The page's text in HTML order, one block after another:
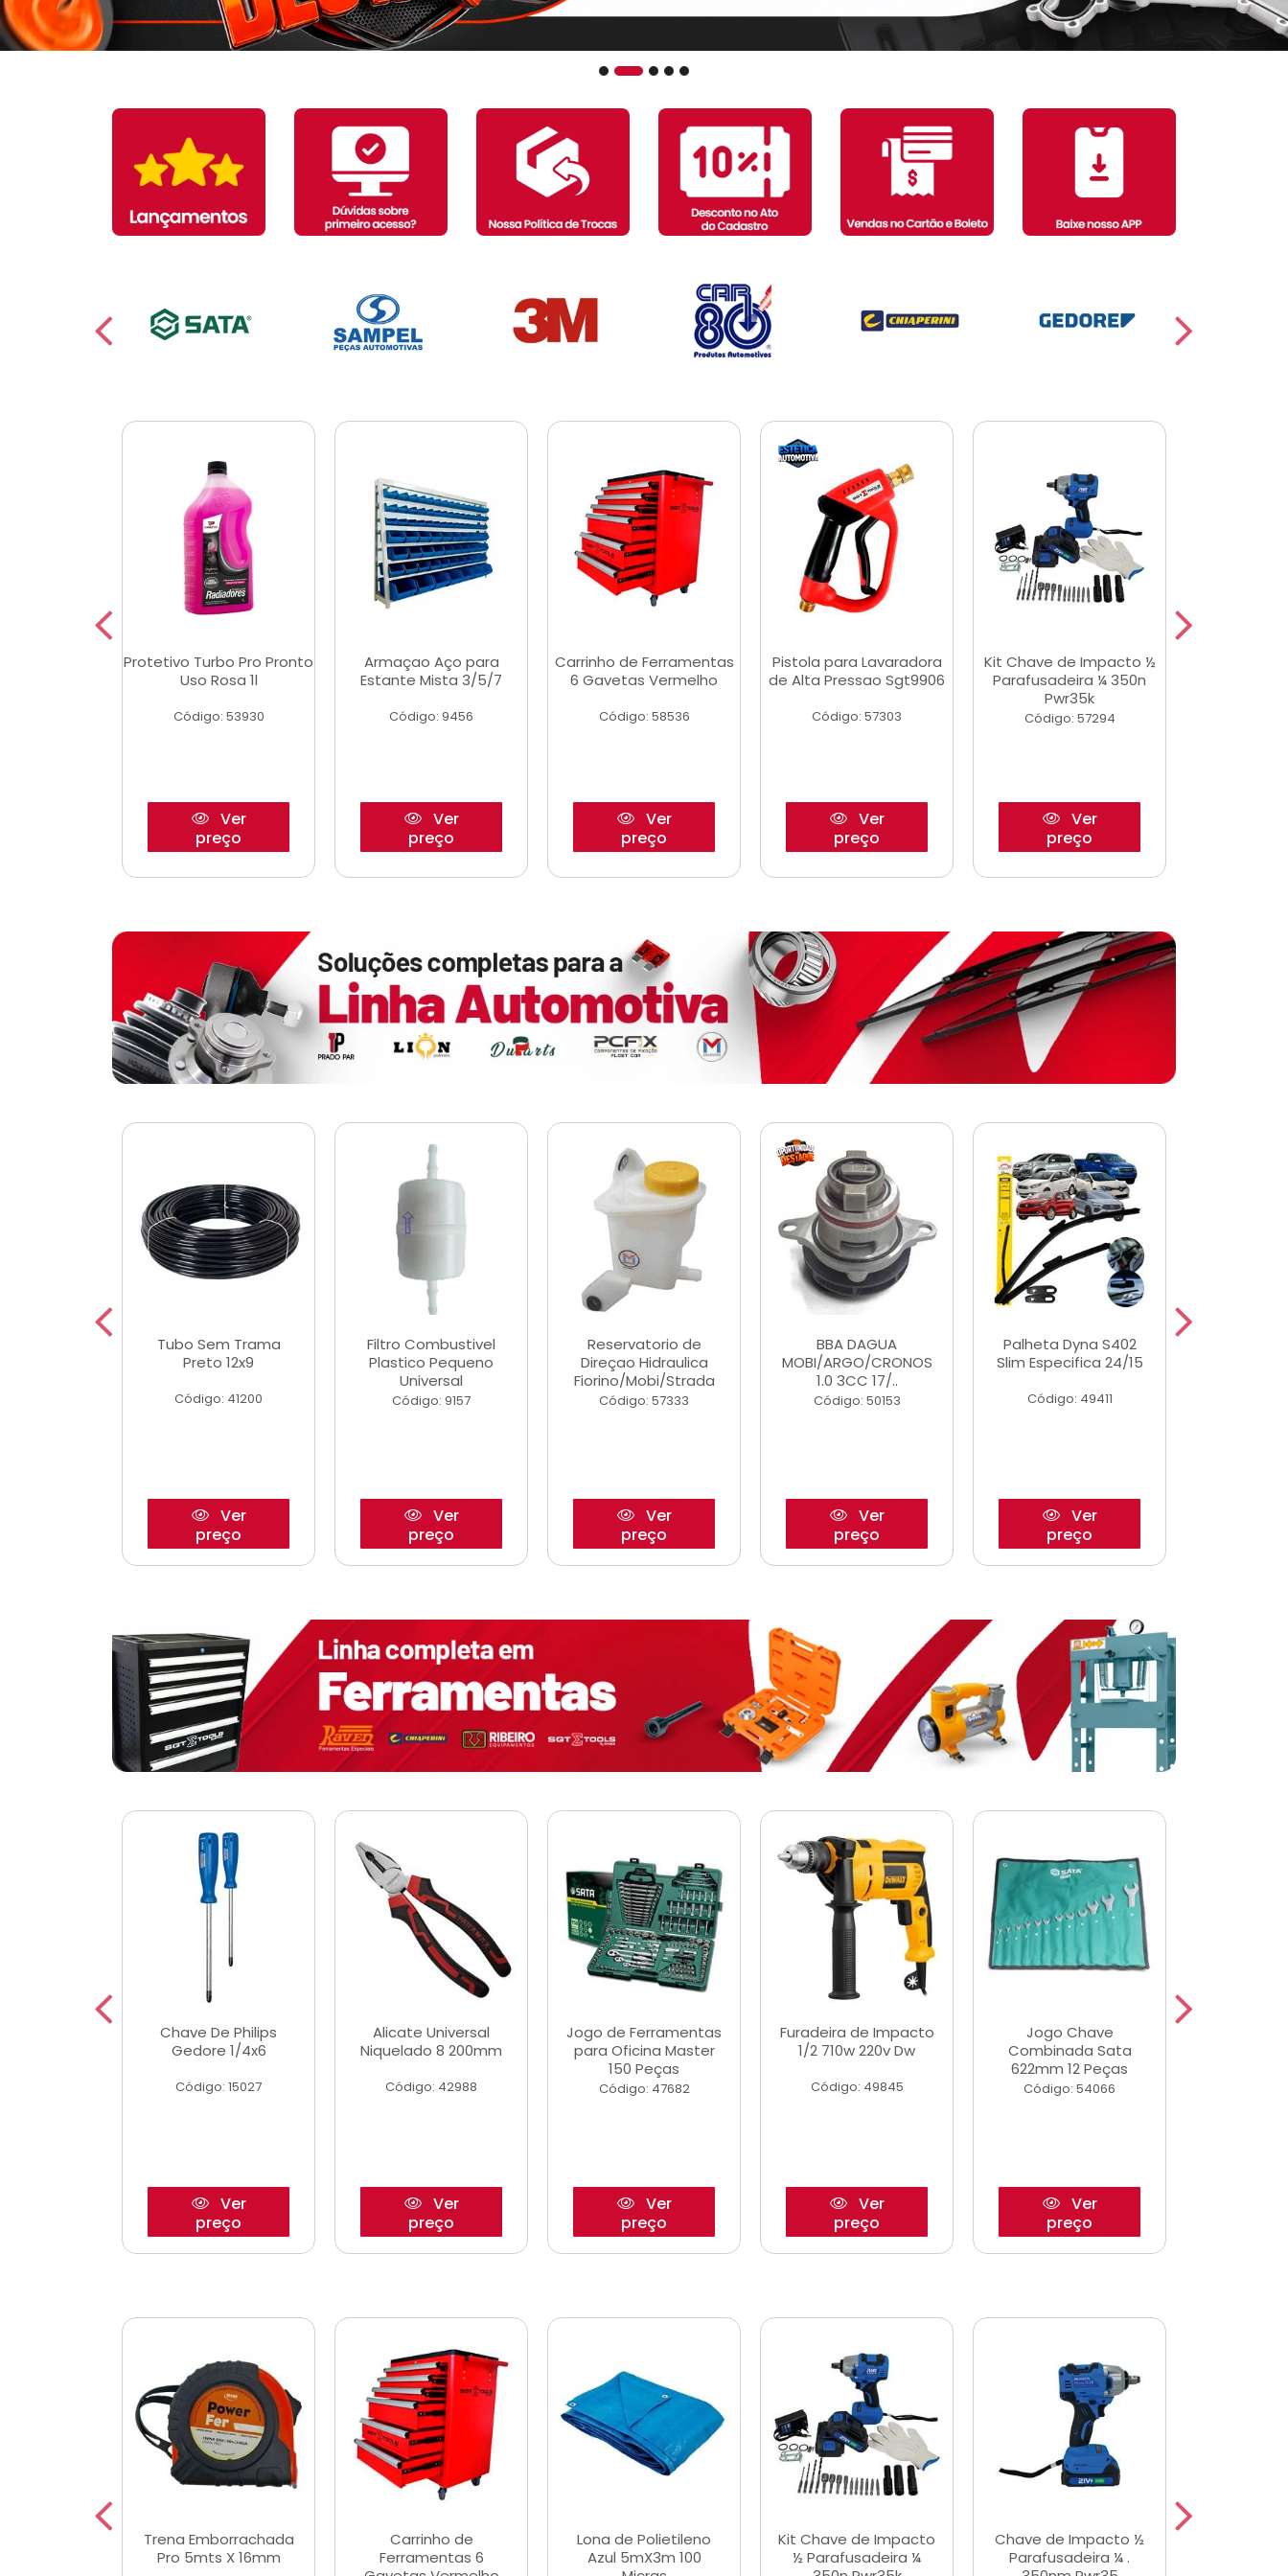
Protetivo Turbo Pro Pronto
Uso Rosa 1l
Código: 53930
Ver
preço
Armaçao Aço para
Estante Mista 3/5/7
Código: 9456
Ver
preço
Carrinho de Ferramentas
6 Gavetas Vermelho
Código: 58536
Ver
preço
Pistola para Lavaradora
de Alta Pressao Sgt9906
Código: 57303
Ver
preço
Kit Chave de Impacto ½
Parafusadeira ¼ 350n
Pwr35k
Código: 57294
Ver
preço
Tubo Sem Trama
Preto 12x9
Código: 41200
Ver
preço
Filtro Combustivel
Plastico Pequeno
Universal
Código: 9157
Ver
preço
Reservatorio de
Direçao Hidraulica
Fiorino/Mobi/Strada
Código: 57333
Ver
preço
BBA DAGUA
MOBI/ARGO/CRONOS
1.0 3CC 17/..
Código: 50153
Ver
preço
Palheta Dyna S402
Slim Especifica 24/15
Código: 49411
Ver
preço
Chave De Philips
Gedore 1/4x6
Código: 15027
Ver
preço
Alicate Universal
Niquelado 8 200mm
Código: 42988
Ver
preço
Jogo de Ferramentas
para Oficina Master
150 Peças
Código: 47682
Ver
preço
Furadeira de Impacto
1/2 710w 220v Dw
Código: 49845
Ver
preço
Jogo Chave
Combinada Sata
622mm 12 Peças
Código: 54066
Ver
preço
Trena Emborrachada
Pro 5mts X 16mm
Carrinho de
Ferramentas 6
Lona de Polietileno
Azul 5mX3m 100
Kit Chave de Impacto
½ Parafusadeira ¼
Chave de Impacto ½
Parafusadeira ¼ .